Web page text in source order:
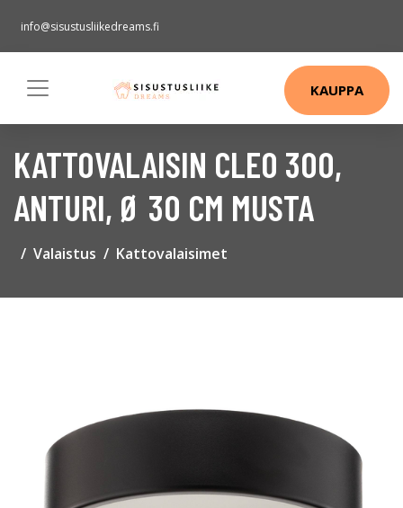
info@sisustusliikedreams.fi
KAUPPA
KATTOVALAISIN CLEO 300,
ANTURI, Ø 30 CM MUSTA
Valaistus Kattovalaisimet